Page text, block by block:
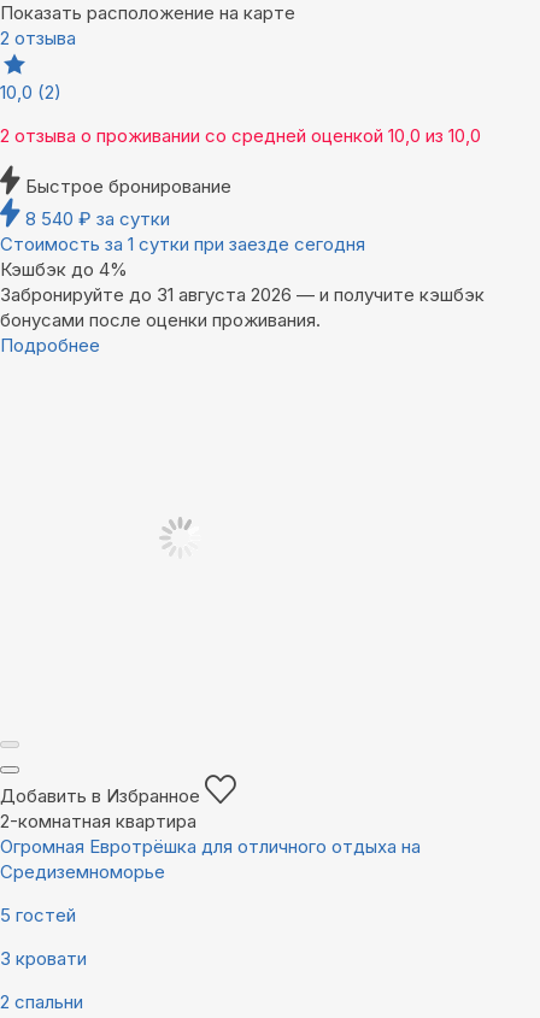
Показать расположение на карте
2 отзыва
10,0 (2)
2 отзыва о проживании со средней оценкой 10,0 из 10,0
Быстрое бронирование
8 540 ₽ за сутки
Стоимость за 1 сутки при заезде сегодня
Кэшбэк до 4%
Забронируйте до 31 августа 2026 — и получите кэшбэк
бонусами после оценки проживания.
Подробнее
Добавить в Избранное
2-комнатная квартира
Огромная Евротрёшка для отличного отдыха на
Средиземноморье
5 гостей
3 кровати
2 спальни